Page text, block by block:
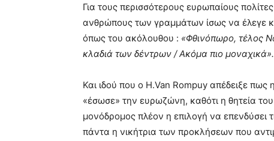
Για τους περισσότερους ευρωπαίους
ανθρώπους των γραμμάτων ίσως να έλεγε
όπως του ακόλουθου : «Φθινόπωρο, τέλος
κλαδιά των δέντρων / Ακόμα πιο μοναχικά».
Και ιδού που ο H.Van Rompuy απέδειξε
«έσωσε» την ευρωζώνη, καθότι η θητεία
μονόδρομος πλέον η επιλογή να επενδύσει
πάντα η νικήτρια των προκλήσεων που